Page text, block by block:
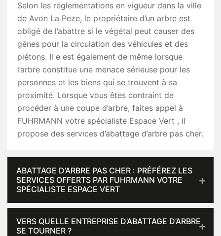
Selon les réglementations en vigueur dans la ville
de Avon La Peze, le propriétaire d’un arbre est
obligé de l’abattre si le végétal peut causer des
gênes pour la circulation des véhicules et des
piétons. Il e est également de même lorsque
l’arbre constitue une menace sérieuse pour les
personnes et les biens qui se trouvent à sa
proximité. Lorsque vous êtes contraint de
procéder à une coupe d’arbre, faites appel à
FUHRMANN votre spécialiste Espace Vert , il
propose des services d’abattage d’arbre pas cher.
ABATTAGE D’ARBRE PAS CHER : PRÉFÉREZ LES
SERVICES OFFERTS PAR FUHRMANN VOTRE
SPÉCIALISTE ESPACE VERT
VERS QUELLE ENTREPRISE D’ABATTAGE D’ARBRE
SE TOURNER ?